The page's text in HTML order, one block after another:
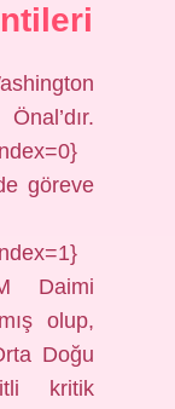
göreve
Daimi
olup,
Doğu
kritik